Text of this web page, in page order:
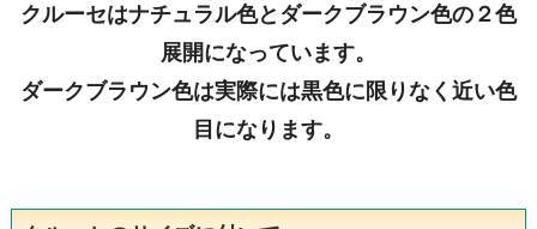
クルーセはナチュラル色とダークブラウン色の２色
展開になっています。
ダークブラウン色は実際には黒色に限りなく近い色
目になります。